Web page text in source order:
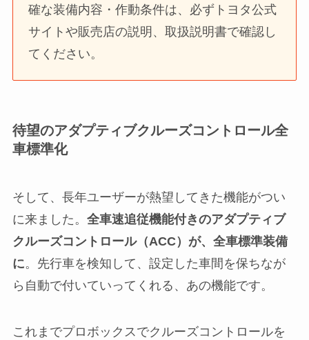
確な装備内容・作動条件は、必ずトヨタ公式
サイトや販売店の説明、取扱説明書で確認し
てください。
待望のアダプティブクルーズコントロール全
車標準化
そして、長年ユーザーが熱望してきた機能がつい
に来ました。 全車速追従機能付きのアダプティブ
クルーズコントロール（ACC）が、全車標準装備
に。先行車を検知して、設定した車間を保ちなが
ら自動で付いていってくれる、あの機能です。
これまでプロボックスでクルーズコントロールを